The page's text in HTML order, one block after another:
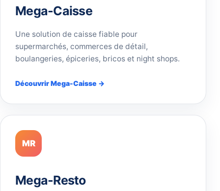
Mega-Caisse
Une solution de caisse fiable pour
supermarchés, commerces de détail,
boulangeries, épiceries, bricos et night shops.
Découvrir Mega-Caisse →
MR
Mega-Resto